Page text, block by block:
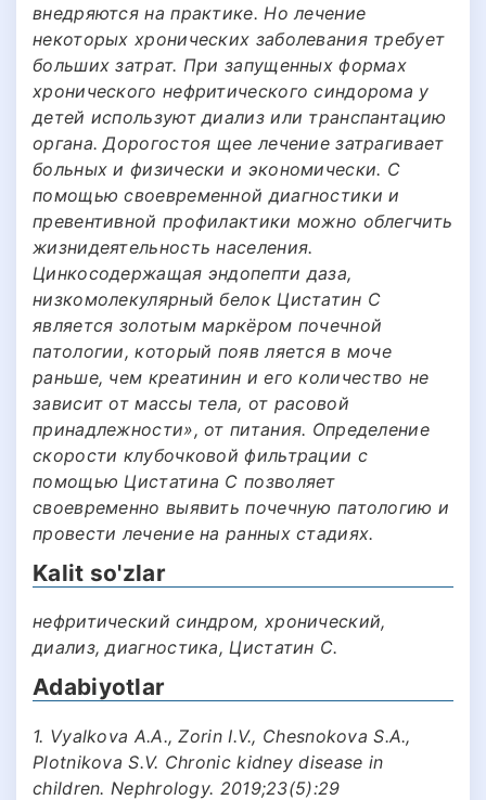
внедряются на практике. Но лечение
некоторых хронических заболевания требует
больших затрат. При запущенных формах
хронического нефритического синдорома у
детей используют диализ или транспантацию
органа. Дорогостоя щее лечение затрагивает
больных и физически и экономически. С
помощью своевременной диагностики и
превентивной профилактики можно облегчить
жизнидеятельность населения.
Цинкосодержащая эндопепти даза,
низкомолекулярный белок Цистатин С
является золотым маркёром почечной
патологии, который появ ляется в моче
раньше, чем креатинин и его количество не
зависит от массы тела, от расовой
принадлежности», от питания. Определение
скорости клубочковой фильтрации с
помощью Цистатина С позволяет
своевременно выявить почечную патологию и
провести лечение на ранных стадиях.
Kalit so'zlar
нефритический синдром, хронический,
диализ, диагностика, Цистатин С.
Adabiyotlar
1. Vyalkova A.A., Zorin I.V., Chesnokova S.A.,
Plotnikova S.V. Chronic kidney disease in
children. Nephrology. 2019;23(5):29